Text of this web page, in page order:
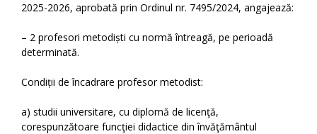
2025-2026, aprobată prin Ordinul nr. 7495/2024, angajează:
– 2 profesori metodiști cu normă întreagă, pe perioadă
determinată.
Condiții de încadrare profesor metodist:
a) studii universitare, cu diplomă de licenţă,
corespunzătoare funcţiei didactice din învăţământul